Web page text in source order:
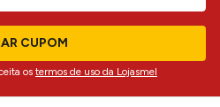
CUPOM
os termos de uso da Lojasmel